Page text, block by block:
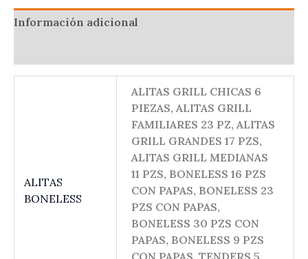
Y
DOM
23.30
Información adicional
ALITAS
BONELESS
ALITAS GRILL CHICAS 6
PIEZAS, ALITAS GRILL
FAMILIARES 23 PZ, ALITAS
GRILL GRANDES 17 PZS,
ALITAS GRILL MEDIANAS
11 PZS, BONELESS 16 PZS
CON PAPAS, BONELESS 23
PZS CON PAPAS,
BONELESS 30 PZS CON
PAPAS, BONELESS 9 PZS